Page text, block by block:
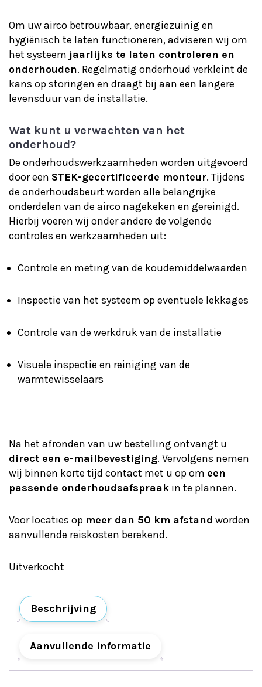
Om uw airco betrouwbaar, energiezuinig en
hygiënisch te laten functioneren, adviseren wij om
het systeem jaarlijks te laten controleren en
onderhouden. Regelmatig onderhoud verkleint de
kans op storingen en draagt bij aan een langere
levensduur van de installatie.
Wat kunt u verwachten van het
onderhoud?
De onderhoudswerkzaamheden worden uitgevoerd
door een STEK-gecertificeerde monteur. Tijdens
de onderhoudsbeurt worden alle belangrijke
onderdelen van de airco nagekeken en gereinigd.
Hierbij voeren wij onder andere de volgende
controles en werkzaamheden uit:
Controle en meting van de koudemiddelwaarden
Inspectie van het systeem op eventuele lekkages
Controle van de werkdruk van de installatie
Visuele inspectie en reiniging van de
warmtewisselaars
Na het afronden van uw bestelling ontvangt u
direct een e-mailbevestiging. Vervolgens nemen
wij binnen korte tijd contact met u op om een
passende onderhoudsafspraak in te plannen.
Voor locaties op meer dan 50 km afstand worden
aanvullende reiskosten berekend.
Uitverkocht
Beschrijving
Aanvullende informatie